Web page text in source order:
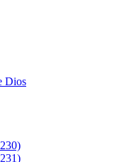
Dios